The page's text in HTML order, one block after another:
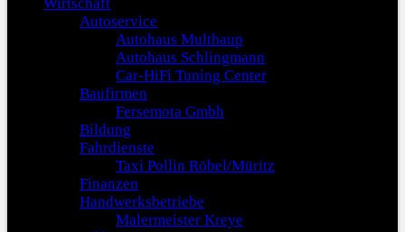
Autoservice
Autohaus Multhaup
Autohaus Schlingmann
Car-HiFi Tuning Center
Baufirmen
Fersemota Gmbh
Bildung
Fahrdienste
Taxi Pollin Röbel/Müritz
Finanzen
Handwerksbetriebe
Malermeister Kreye